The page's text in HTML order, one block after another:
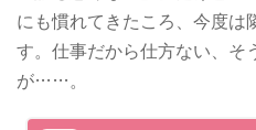
にも慣れてきたころ、今度は
す。仕事だから仕方ない、そ
が……。